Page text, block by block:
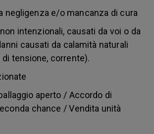
negligenza e/o mancanza di cura
intenzionali, causati da voi o da
causati da calamità naturali
tensione, corrente).
aperto / Accordo di
chance / Vendita unità